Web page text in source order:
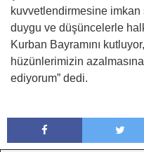
kuvvetlendirmesine
duygu ve düşüncelerle
Kurban Bayramını
hüzünlerimizin
ediyorum” dedi.